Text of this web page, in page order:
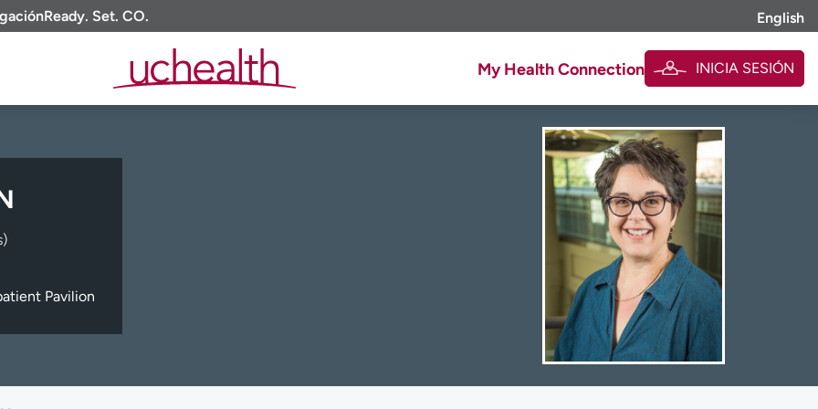
Ready. Set. CO. English
My Health Connection INICIA SESIÓN
Pavilion